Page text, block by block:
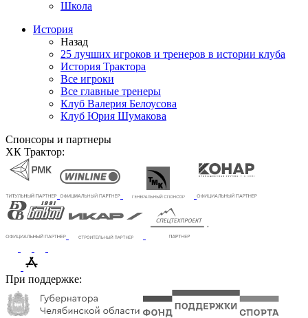
Школа
История
Назад
25 лучших игроков и тренеров в истории клуба
История Трактора
Все игроки
Все главные тренеры
Клуб Валерия Белоусова
Клуб Юрия Шумакова
Спонсоры и партнеры
ХК Трактор:
При поддержке: